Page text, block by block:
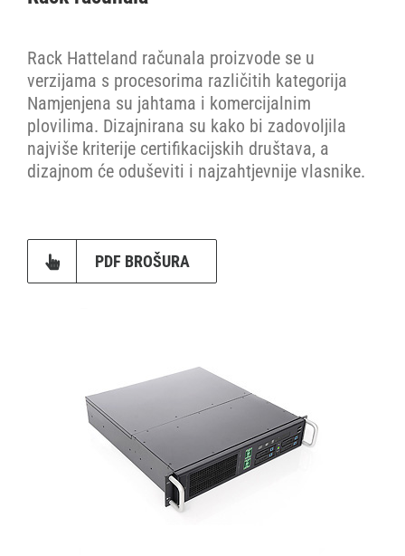
Rack Hatteland računala proizvode se u
verzijama s procesorima različitih kategorija
Namjenjena su jahtama i komercijalnim
plovilima. Dizajnirana su kako bi zadovoljila
najviše kriterije certifikacijskih društava, a
dizajnom će oduševiti i najzahtjevnije vlasnike.
PDF BROŠURA